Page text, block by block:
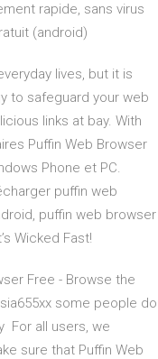
rapide, sans virus
(android)
lives, but it is
to safeguard your web
links at bay. With
Puffin Web Browser
Phone et PC.
puffin web
puffin web browser
Wicked Fast!
Free - Browse the
some people do
For all users, we
sure that Puffin Web